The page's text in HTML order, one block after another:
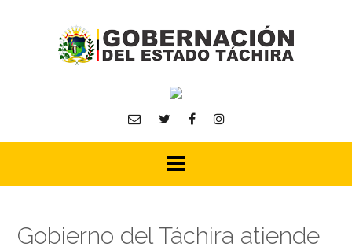
Gobierno del Táchira atiende